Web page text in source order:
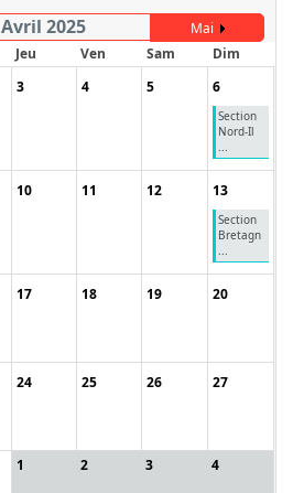
Avril 2025
Mai
Jeu Ven Sam
Dim
3 4 5 6
Section
Nord-Il
...
10 11 12 13
Section
Bretagn
...
17 18 19 20
24 25 26 27
1 2 3 4